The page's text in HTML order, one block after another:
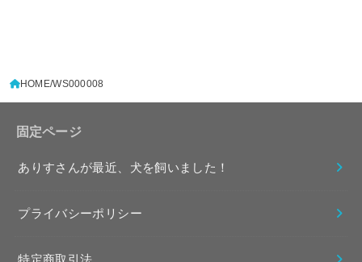
HOME WS000008
固定ページ
ありすさんが最近、犬を飼いました！
プライバシーポリシー